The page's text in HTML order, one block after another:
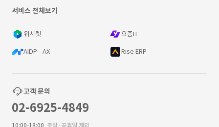
서비스 전체보기
위시켓 요즘IT
AIDP - AX Rise ERP
고객 문의
02-6925-4849
10:00-18:00 주말·공휴일 제외